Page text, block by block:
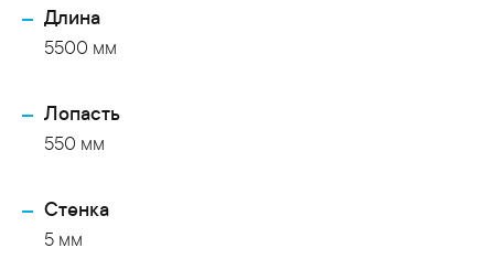
Длина
5500 мм
Лопасть
550 мм
Cтенка
5 мм